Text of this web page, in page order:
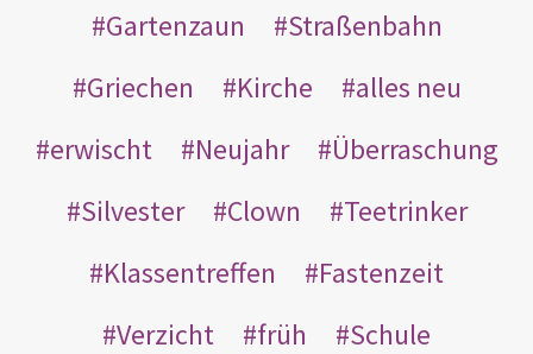
Gartenzaun
Straßenbahn
Griechen
Kirche
alles neu
erwischt
Neujahr
Überraschung
Silvester
Clown
Teetrinker
Klassentreffen
Fastenzeit
Verzicht
früh
Schule